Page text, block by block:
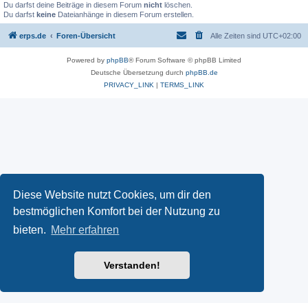
Diese Website nutzt Cookies, um dir den
bestmöglichen Komfort bei der Nutzung zu
bieten. Mehr erfahren
Verstanden!
Du darfst deine Beiträge in diesem Forum nicht löschen.
Du darfst keine Dateianhänge in diesem Forum erstellen.
erps.de Foren-Übersicht Alle Zeiten sind UTC+02:00
Powered by phpBB® Forum Software © phpBB Limited
Deutsche Übersetzung durch phpBB.de
PRIVACY_LINK | TERMS_LINK